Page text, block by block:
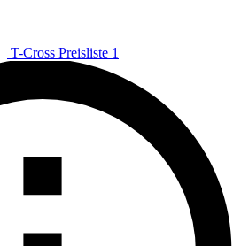
T-Cross Preisliste 1